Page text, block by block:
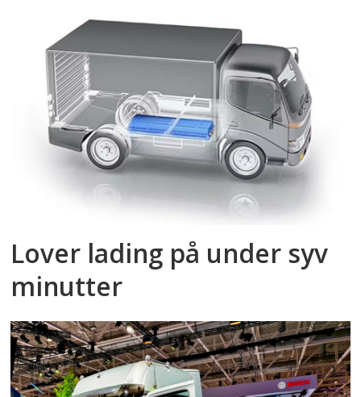
Lover lading på under syv
minutter